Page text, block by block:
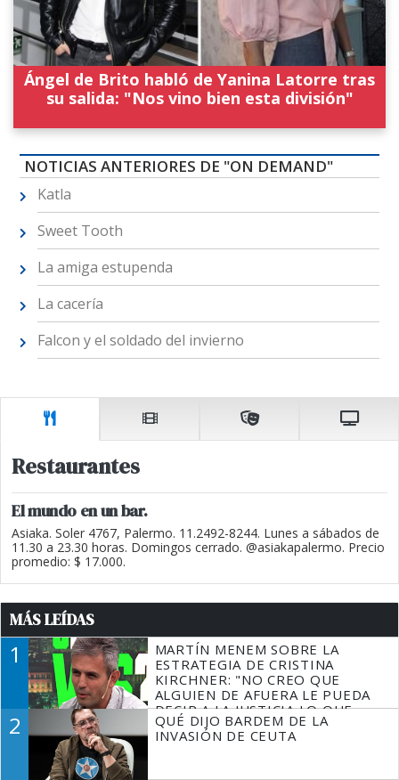
Ángel de Brito habló de Yanina Latorre tras
su salida: "Nos vino bien esta división"
NOTICIAS ANTERIORES DE "ON DEMAND"
Katla
Sweet Tooth
La amiga estupenda
La cacería
Falcon y el soldado del invierno
Restaurantes
El mundo en un bar.
Asiaka. Soler 4767, Palermo. 11.2492-8244. Lunes a sábados de
11.30 a 23.30 horas. Domingos cerrado. @asiakapalermo. Precio
promedio: $ 17.000.
MÁS LEÍDAS
1
MARTÍN MENEM SOBRE LA
ESTRATEGIA DE CRISTINA
KIRCHNER: "NO CREO QUE
ALGUIEN DE AFUERA LE PUEDA
DECIR A LA JUSTICIA LO QUE
TIENE QUE HACER"
2
QUÉ DIJO BARDEM DE LA
INVASIÓN DE CEUTA